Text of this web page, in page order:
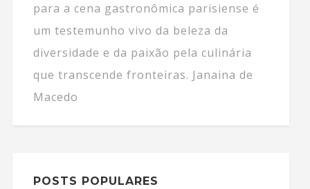
para a cena gastronômica parisiense é
um testemunho vivo da beleza da
diversidade e da paixão pela culinária
que transcende fronteiras. Janaina de
Macedo
POSTS POPULARES